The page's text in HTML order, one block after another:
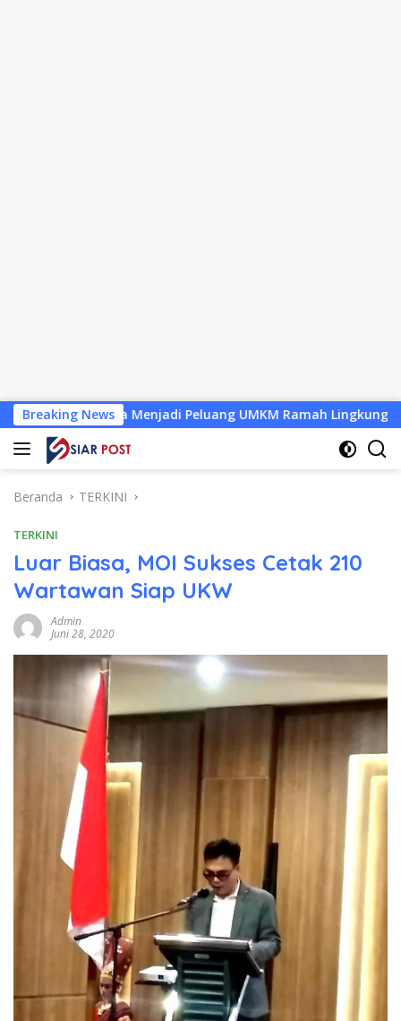
Langsung
ke
konten
Breaking News
Menjadi Peluang UMKM Ramah Lingkungan Desa
Beranda TERKINI
TERKINI
Luar Biasa, MOI Sukses Cetak 210
Wartawan Siap UKW
Admin
Juni 28, 2020